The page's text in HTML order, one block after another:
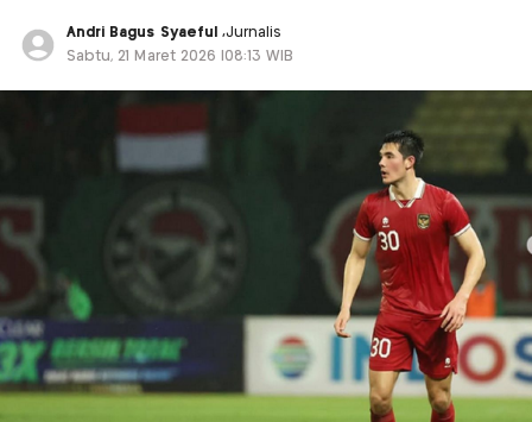
Andri Bagus Syaeful ,Jurnalis
Sabtu, 21 Maret 2026 |08:13 WIB